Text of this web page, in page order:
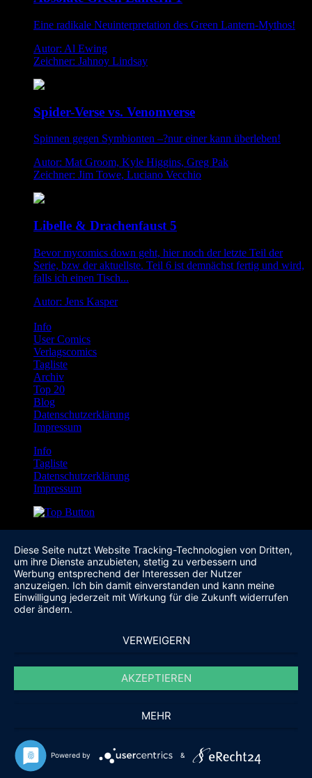
Eine radikale Neuinterpretation des Green Lantern-Mythos!
Autor: Al Ewing
Zeichner: Jahnoy Lindsay
Spider-Verse vs. Venomverse
Spinnen gegen Symbionten –?nur einer kann überleben!
Autor: Mat Groom, Kyle Higgins, Greg Pak
Zeichner: Jim Towe, Luciano Vecchio
Libelle & Drachenfaust 5
Bevor mycomics down geht, hier noch der letzte Teil der
Serie, bzw der aktuellste. Teil 6 ist demnächst fertig und wird,
falls ich einen Tisch...
Autor: Jens Kasper
Info
User Comics
Verlagscomics
Tagliste
Archiv
Top 20
Blog
Datenschutzerklärung
Impressum
Info
Tagliste
Datenschutzerklärung
Impressum
Diese Seite nutzt Website Tracking-Technologien von Dritten,
um ihre Dienste anzubieten, stetig zu verbessern und
Werbung entsprechend der Interessen der Nutzer
anzuzeigen. Ich bin damit einverstanden und kann meine
Einwilligung jederzeit mit Wirkung für die Zukunft widerrufen
oder ändern.
VERWEIGERN
AKZEPTIEREN
MEHR
Powered by &